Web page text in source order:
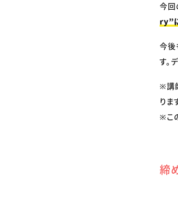
今回
ry”
今後
す。
※講
りま
※こ
締